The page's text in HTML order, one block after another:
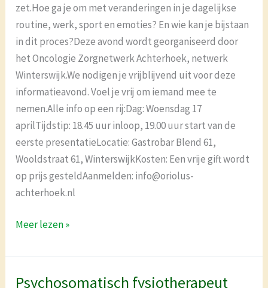
zet.Hoe ga je om met veranderingen in je dagelijkse
routine, werk, sport en emoties? En wie kan je bijstaan
in dit proces?Deze avond wordt georganiseerd door
het Oncologie Zorgnetwerk Achterhoek, netwerk
Winterswijk.We nodigen je vrijblijvend uit voor deze
informatieavond. Voel je vrij om iemand mee te
nemen.Alle info op een rij:Dag: Woensdag 17
aprilTijdstip: 18.45 uur inloop, 19.00 uur start van de
eerste presentatieLocatie: Gastrobar Blend 61,
Wooldstraat 61, WinterswijkKosten: Een vrije gift wordt
op prijs gesteldAanmelden: info@oriolus-
achterhoek.nl
Meer lezen »
Psychosomatisch fysiotherapeut
Psychosomatisch